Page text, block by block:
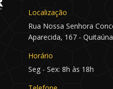
Localização
Rua Nossa Senhora
Aparecida, 167 -
Horário
Seg - Sex: 8h às 18h